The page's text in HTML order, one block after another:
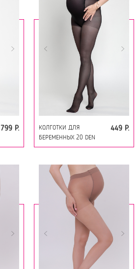
799 Р.
КОЛГОТКИ ДЛЯ
БЕРЕМЕННЫХ 20 DEN
18134 ЧЕРНЫЙ
449 Р.